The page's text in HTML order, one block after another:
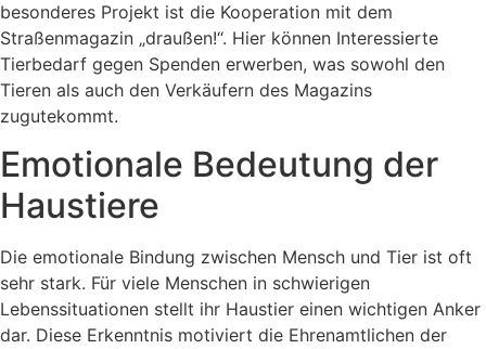
besonderes Projekt ist die Kooperation mit dem
Straßenmagazin „draußen!“. Hier können Interessierte
Tierbedarf gegen Spenden erwerben, was sowohl den
Tieren als auch den Verkäufern des Magazins
zugutekommt.
Emotionale Bedeutung der
Haustiere
Die emotionale Bindung zwischen Mensch und Tier ist oft
sehr stark. Für viele Menschen in schwierigen
Lebenssituationen stellt ihr Haustier einen wichtigen Anker
dar. Diese Erkenntnis motiviert die Ehrenamtlichen der